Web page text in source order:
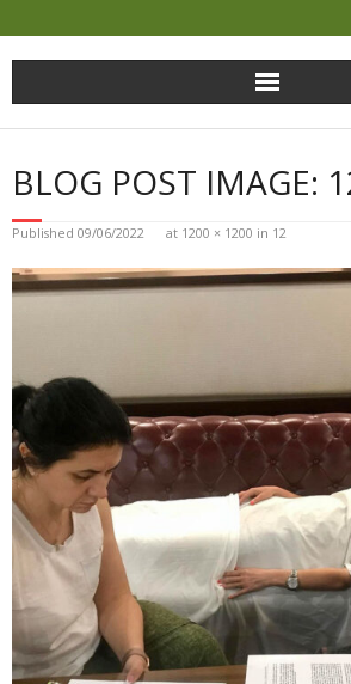
BLOG POST IMAGE:
Published 09/06/2022 at 1200 × 1200 in 12